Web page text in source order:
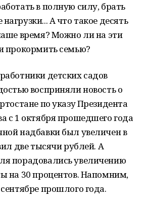
в полную силу, брать
А что такое десять
время? Можно ли на эти
прокормить семью?
детских садов
восприняли новость о
по указу Президента
с 1 октября прошедшего года
надбавки был увеличен в
две тысячи рублей. А
порадовались увеличению
на 30 процентов. Напомним,
прошлого года.